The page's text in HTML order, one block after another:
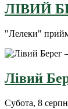
ЛІВИЙ
"Лелеки"
Лівий
Субота, 8